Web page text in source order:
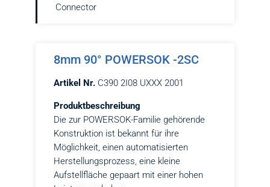
Connector
8mm 90° POWERSOK -2SC
Artikel Nr. C390 2I08 UXXX 2001
Produktbeschreibung
Die zur POWERSOK-Familie gehörende
Konstruktion ist bekannt für ihre
Möglichkeit, einen automatisierten
Herstellungsprozess, eine kleine
Aufstellfläche gepaart mit einer hohen